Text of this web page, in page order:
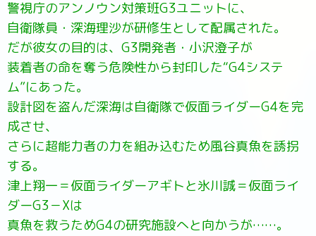
警視庁のアンノウン対策班G3ユニットに、
自衛隊員・深海理沙が研修生として配属された。
だが彼女の目的は、G3開発者・小沢澄子が
装着者の命を奪う危険性から封印した“G4システ
ム”にあった。
設計図を盗んだ深海は自衛隊で仮面ライダーG4を完
成させ、
さらに超能力者の力を組み込むため風谷真魚を誘拐
する。
津上翔一＝仮面ライダーアギトと氷川誠＝仮面ライ
ダーG3－Xは
真魚を救うためG4の研究施設へと向かうが……。